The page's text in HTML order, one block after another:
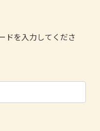
ドを入力してくださ